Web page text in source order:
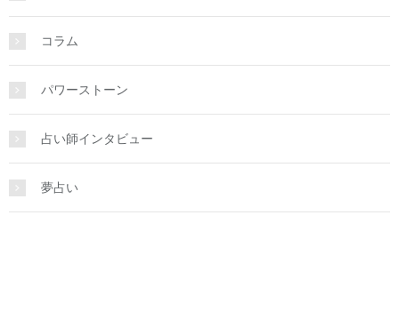
コラム
パワーストーン
占い師インタビュー
夢占い